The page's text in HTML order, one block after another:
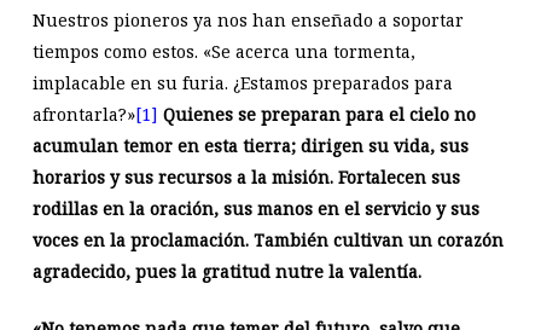
Nuestros pioneros ya nos han enseñado a soportar
tiempos como estos. «Se acerca una tormenta,
implacable en su furia. ¿Estamos preparados para
afrontarla?»[1] Quienes se preparan para el cielo no
acumulan temor en esta tierra; dirigen su vida, sus
horarios y sus recursos a la misión. Fortalecen sus
rodillas en la oración, sus manos en el servicio y sus
voces en la proclamación. También cultivan un corazón
agradecido, pues la gratitud nutre la valentía.